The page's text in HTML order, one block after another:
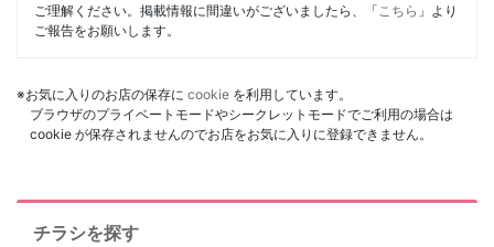
ご理解ください。掲載情報に間違いがございましたら、「 こちら 」より
ご報告をお願いします。
※お気に入りのお店の保存に cookie を利用しています。
ブラウザのプライベートモードやシークレットモードでご利用の場合は
cookie が保存されませんのでお店をお気に入りに登録できません。
チラシを探す